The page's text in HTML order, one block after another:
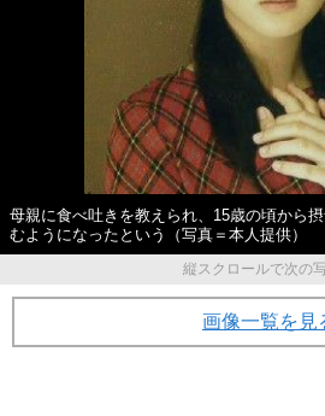
母親に食べ吐きを教えられ、15歳の頃から
むようになったという（写真＝本人提供）
縦スクロールで次の
画像一覧を見